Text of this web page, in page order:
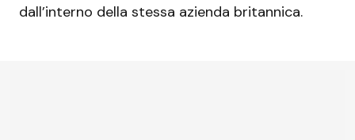
dall’interno della stessa azienda britannica.